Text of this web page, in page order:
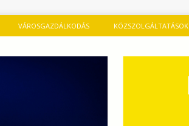
VÁROSGAZDÁLKODÁS KÖZSZOLGÁLTATÁSOK